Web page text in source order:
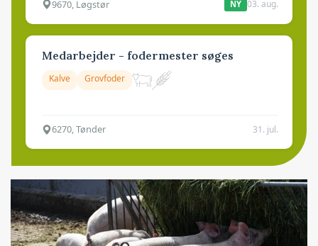
9670, Løgstør NY 03. aug.
Medarbejder - fodermester søges
Kalve Grovfoder
6270, Tønder 31. jul.